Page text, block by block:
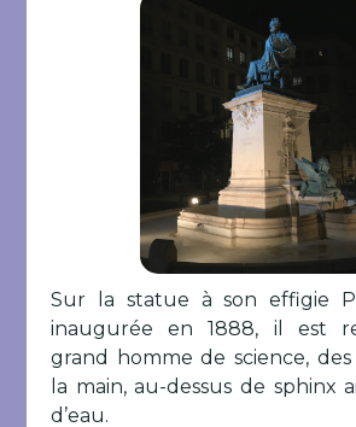
Sur la statue à son effigie
inaugurée en 1888, il est
grand homme de science,
la main, au-dessus de sphinx
d’eau.